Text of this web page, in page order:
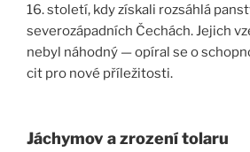
16. století, kdy získali rozsáhlá
severozápadních Čechách. Jejich
nebyl náhodný — opíral se o
cit pro nové příležitosti.
Jáchymov a zrození tolaru